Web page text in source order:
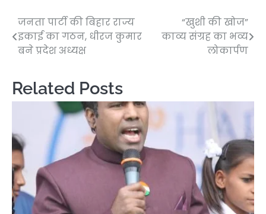
Post
navigation
जनता पार्टी की बिहार राज्य
इकाई का गठन, धीरज कुमार
बने प्रदेश अध्यक्ष
“खुशी की खोज”
काव्य संग्रह का भव्य
लोकार्पण
Related Posts